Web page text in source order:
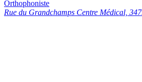
Orthophoniste
Rue du Grandchamps Centre Médical,